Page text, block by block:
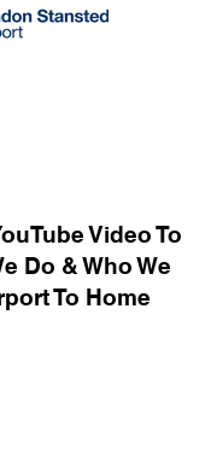
Video To
Do & Who We
To Home